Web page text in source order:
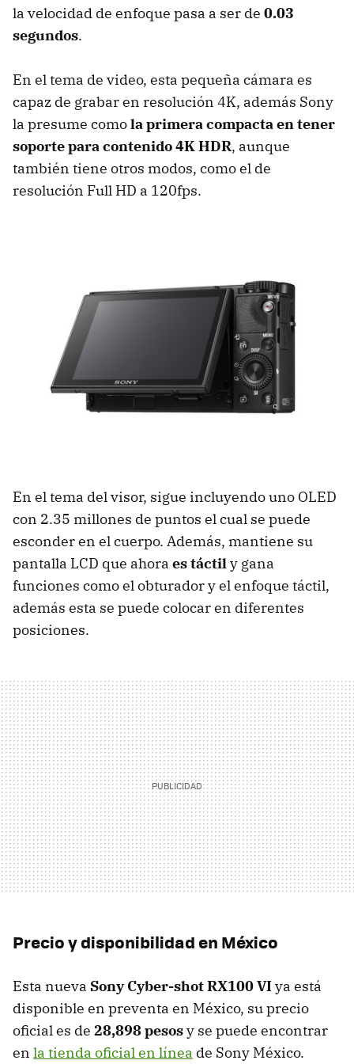
la velocidad de enfoque pasa a ser de 0.03
segundos.
En el tema de video, esta pequeña cámara es
capaz de grabar en resolución 4K, además Sony
la presume comola primera compacta en tener
soporte para contenido 4K HDR, aunque
también tiene otros modos, como el de
resolución Full HD a 120fps.
En el tema del visor, sigue incluyendo uno OLED
con 2.35 millones de puntos el cual se puede
esconder en el cuerpo. Además, mantiene su
pantalla LCD que ahora es táctily gana
funciones como el obturador y el enfoque táctil,
además esta se puede colocar en diferentes
posiciones.
Precio y disponibilidad en México
Esta nueva Sony Cyber-shot RX100 VIya está
disponible en preventa en México, su precio
oficial es de 28,898 pesosy se puede encontrar
en la tienda oficial en línea de Sony México.